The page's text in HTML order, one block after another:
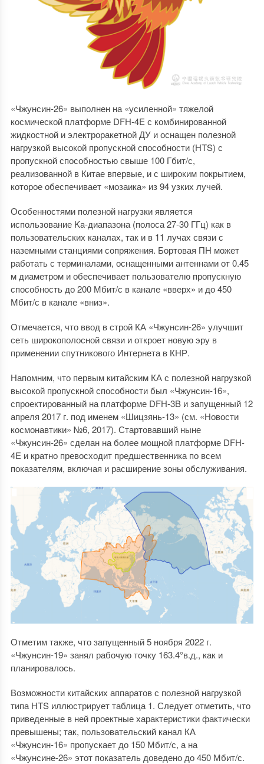
«Чжунсин-26» выполнен на «усиленной» тяжелой
космической платформе DFH-4E с комбинированной
жидкостной и электроракетной ДУ и оснащен полезной
нагрузкой высокой пропускной способности (HTS) с
пропускной способностью свыше 100 Гбит/с,
реализованной в Китае впервые, и с широким покрытием,
которое обеспечивает «мозаика» из 94 узких лучей.
Особенностями полезной нагрузки является
использование Ka-диапазона (полоса 27-30 ГГц) как в
пользовательских каналах, так и в 11 лучах связи с
наземными станциями сопряжения. Бортовая ПН может
работать с терминалами, оснащенными антеннами от 0.45
м диаметром и обеспечивает пользователю пропускную
способность до 200 Мбит/с в канале «вверх» и до 450
Мбит/с в канале «вниз».
Отмечается, что ввод в строй КА «Чжунсин-26» улучшит
сеть широкополосной связи и откроет новую эру в
применении спутникового Интернета в КНР.
Напомним, что первым китайским КА с полезной нагрузкой
высокой пропускной способности был «Чжунсин-16»,
спроектированный на платформе DFH-3B и запущенный 12
апреля 2017 г. под именем «Шицзянь-13» (см. «Новости
космонавтики» №6, 2017). Стартовавший ныне
«Чжунсин-26» сделан на более мощной платформе DFH-
4E и кратно превосходит предшественника по всем
показателям, включая и расширение зоны обслуживания.
Отметим также, что запущенный 5 ноября 2022 г.
«Чжунсин-19» занял рабочую точку 163.4°в.д., как и
планировалось.
Возможности китайских аппаратов с полезной нагрузкой
типа HTS иллюстрирует таблица 1. Следует отметить, что
приведенные в ней проектные характеристики фактически
превышены; так, пользовательский канал КА
«Чжунсин-16» пропускает до 150 Мбит/с, а на
«Чжунсине-26» этот показатель доведено до 450 Мбит/с.